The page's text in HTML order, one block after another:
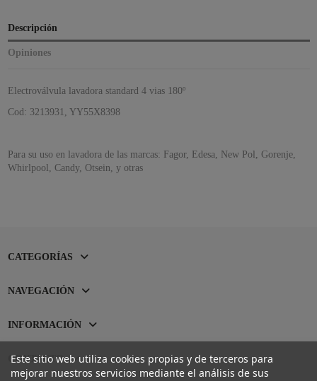
Descripción
Opiniones
Electroválvula lavadora standard 4 vias 180º
Cod: 3213931, YY55X8398
Para su uso en lavadora de las marcas: Fagor, Edesa, New Pol, Gorenje,
Whirlpool, Candy, Otsein, y otras
CATEGORÍAS
NAVEGACIÓN
INFORMACIÓN
CONTACTO
Este sitio web utiliza cookies propias y de terceros para
mejorar nuestros servicios mediante el análisis de sus